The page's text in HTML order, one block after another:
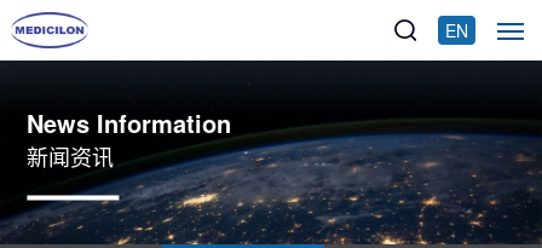
EN
News Information
新闻资讯